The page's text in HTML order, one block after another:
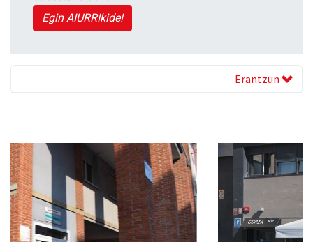
Egin AIURRIkide!
Erantzun